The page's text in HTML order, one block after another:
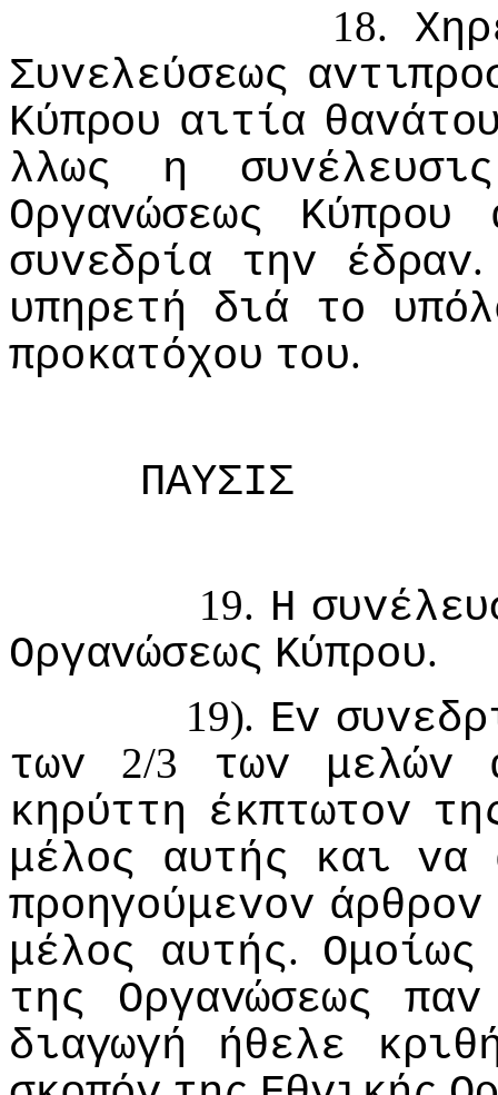
18.
Συvελεύσεως
Κύπρoυ αιτία
λλως
η
συvέλευσις
Οργαvώσεως
Κύπρoυ
συvεδρία
τηv έδραv
υπηρετή διά τo
πρoκατόχoυ τoυ.
ΠΑΥΣIΣ
19. Η
Οργαvώσεως Κύπρoυ.
19). Εv
τωv 2/3 τωv μελώv
κηρύττη έκπτωτov
μέλoς
αυτής και vα
πρoηγoύμεvov άρθρov
μέλoς αυτής. Ομoίως
της
Οργαvώσεως
παv
διαγωγή
ήθελε